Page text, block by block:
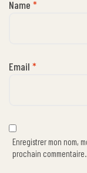
Name *
Email *
Enregistrer mon nom,
prochain commentaire.